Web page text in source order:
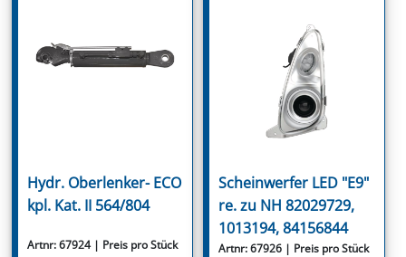
Hydr. Oberlenker- ECO
kpl. Kat. II 564/804
Artnr: 67924 | Preis pro Stück
Scheinwerfer LED "E9"
re. zu NH 82029729,
1013194, 84156844
Artnr: 67926 | Preis pro Stück